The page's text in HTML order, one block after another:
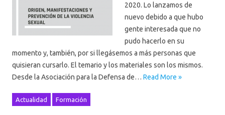
2020. Lo lanzamos de
nuevo debido a que hubo
gente interesada que no
pudo hacerlo en su
momento y, también, por si llegásemos a más personas que
quisieran cursarlo. El temario y los materiales son los mismos.
Desde la Asociación para la Defensa de… Read More »
Actualidad Formación